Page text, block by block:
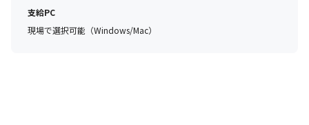
支給PC
現場で選択可能（Windows/Mac）